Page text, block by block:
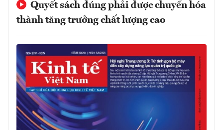
Quyết sách đúng phải được chuyển hóa
thành tăng trưởng chất lượng cao